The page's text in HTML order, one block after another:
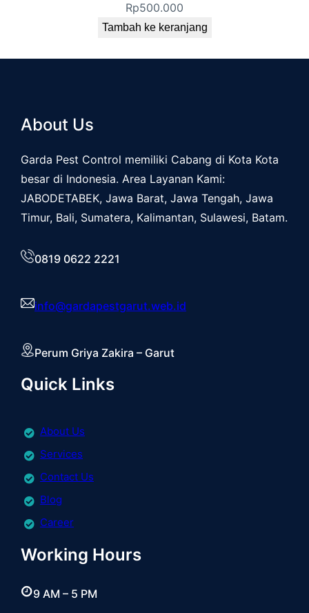
Rp500.000
Tambah ke keranjang
About Us
Garda Pest Control memiliki Cabang di Kota Kota
besar di Indonesia. Area Layanan Kami:
JABODETABEK, Jawa Barat, Jawa Tengah, Jawa
Timur, Bali, Sumatera, Kalimantan, Sulawesi, Batam.
0819 0622 2221
info@gardapestgarut.web.id
Perum Griya Zakira – Garut
Quick Links
About Us
Services
Contact Us
Blog
Career
Working Hours
9 AM – 5 PM